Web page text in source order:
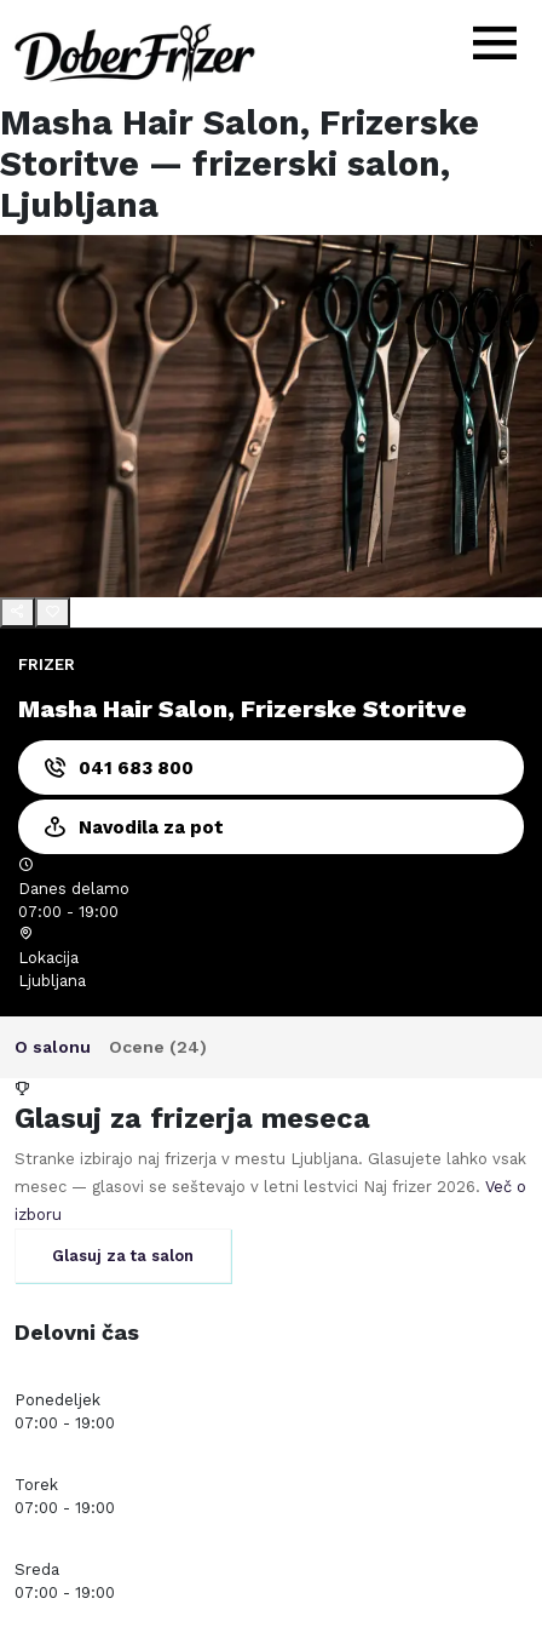
Masha Hair Salon, Frizerske
Storitve — frizerski salon,
Ljubljana
FRIZER
Masha Hair Salon, Frizerske Storitve
041 683 800
Navodila za pot
Danes delamo
07:00 - 19:00
Lokacija
Ljubljana
O salonu Ocene (24)
Glasuj za frizerja meseca
Stranke izbirajo naj frizerja v mestu Ljubljana. Glasujete lahko vsak
mesec — glasovi se seštevajo v letni lestvici Naj frizer 2026. Več o
izboru
Glasuj za ta salon
Delovni čas
Ponedeljek
07:00 - 19:00
Torek
07:00 - 19:00
Sreda
07:00 - 19:00